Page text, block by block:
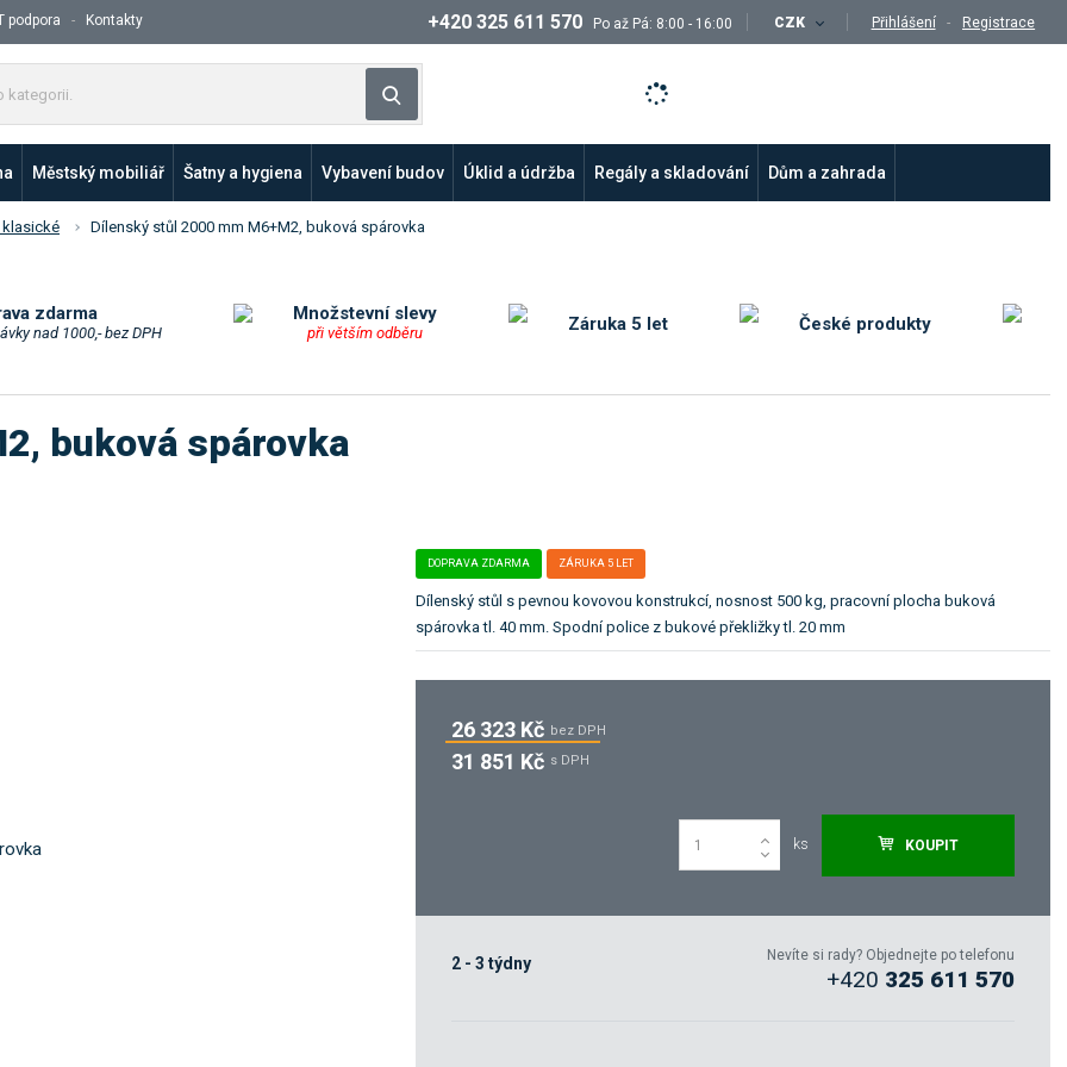
podpora Kontakty +420 325 611 570 Po až Pá: 8:00 - 16:00 CZK Přihlášení Registrace
d
j
t
e
d
n
Městský mobiliář Šatny a hygiena Vybavení budov Úklid a údržba Regály a skladování Dům a zahrada
klasické Dílenský stůl 2000 mm M6+M2, buková spárovka
zdarma
nad 1000,- bez DPH
Množstevní slevy
při větším odběru Záruka 5 let České produkty
buková spárovka
DOPRAVA ZDARMA ZÁRUKA 5 LET
Dílenský stůl s pevnou kovovou konstrukcí, nosnost 500 kg, pracovní plocha buková
spárovka tl. 40 mm. Spodní police z bukové překližky tl. 20 mm
26 323 Kč bez DPH
31 851 Kč s DPH
ks KOUPIT
2 - 3 týdny Nevíte si rady? Objednejte po telefonu
+420 325 611 570